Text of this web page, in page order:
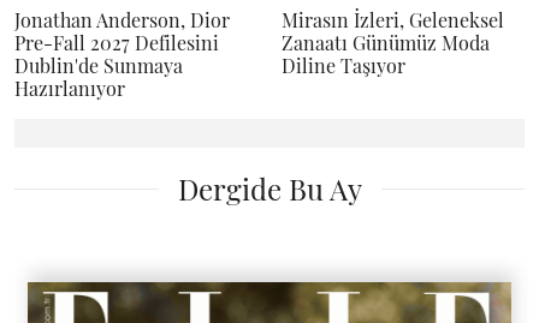
Jonathan Anderson, Dior
Pre-Fall 2027 Defilesini
Dublin'de Sunmaya
Hazırlanıyor
Mirasın İzleri, Geleneksel
Zanaatı Günümüz Moda
Diline Taşıyor
Dergide Bu Ay